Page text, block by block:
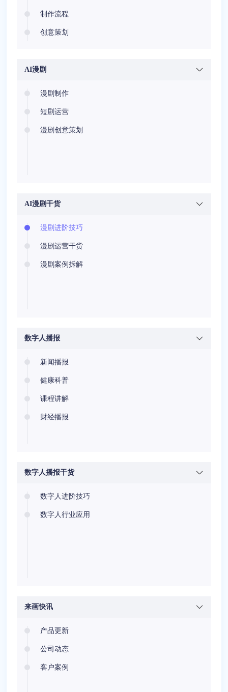
制作流程
创意策划
AI漫剧
漫剧制作
短剧运营
漫剧创意策划
AI漫剧干货
漫剧进阶技巧
漫剧运营干货
漫剧案例拆解
数字人播报
新闻播报
健康科普
课程讲解
财经播报
数字人播报干货
数字人进阶技巧
数字人行业应用
来画快讯
产品更新
公司动态
客户案例